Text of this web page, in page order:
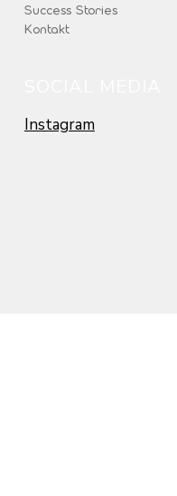
Success Stories
Kontakt
Instagram